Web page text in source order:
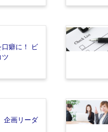
口癖に！ ビ
ツ
企画リーダ